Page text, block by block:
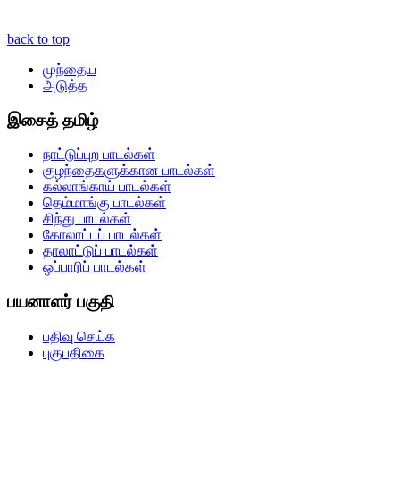
back to top
முந்தைய
அடுத்த
இசைத் தமிழ்
நாட்டுப்புற பாடல்கள்
குழந்தைகளுக்கான பாடல்கள்
கல்லாங்காய் பாடல்கள்
தெம்மாங்கு பாடல்கள்
சிந்து பாடல்கள்
கோலாட்டப் பாடல்கள்
தாலாட்டுப் பாடல்கள்
ஒப்பாரிப் பாடல்கள்
பயனாளர் பகுதி
பதிவு செய்க
புகுபதிகை